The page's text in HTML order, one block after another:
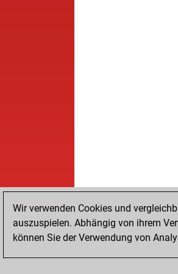
Wir verwenden Cookies und
auszuspielen. Abhängig von ihrem
können Sie der Verwendung von